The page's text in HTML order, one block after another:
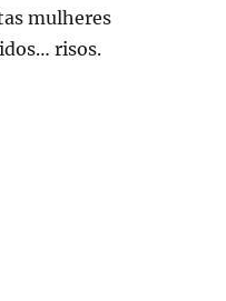
mulheres
risos.